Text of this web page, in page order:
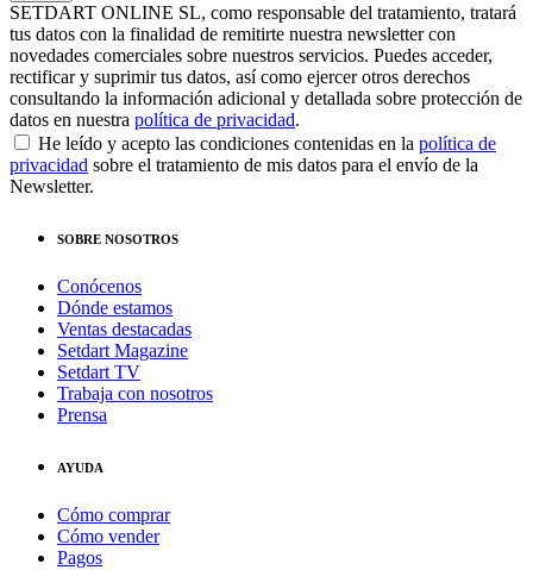
SETDART ONLINE SL, como responsable del tratamiento, tratará
tus datos con la finalidad de remitirte nuestra newsletter con
novedades comerciales sobre nuestros servicios. Puedes acceder,
rectificar y suprimir tus datos, así como ejercer otros derechos
consultando la información adicional y detallada sobre protección de
datos en nuestra política de privacidad.
He leído y acepto las condiciones contenidas en la política de
privacidad sobre el tratamiento de mis datos para el envío de la
Newsletter.
SOBRE NOSOTROS
Conócenos
Dónde estamos
Ventas destacadas
Setdart Magazine
Setdart TV
Trabaja con nosotros
Prensa
AYUDA
Cómo comprar
Cómo vender
Pagos